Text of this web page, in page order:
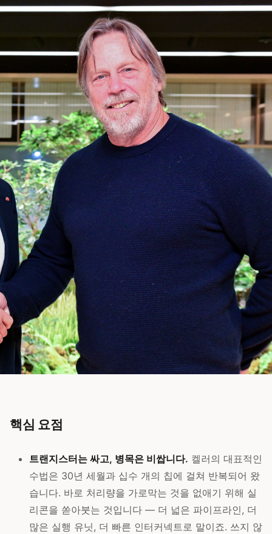
핵심 요점
트랜지스터는 싸고, 병목은 비쌉니다. 켈러의 대표적인
수법은 30년 세월과 십수 개의 칩에 걸쳐 반복되어 왔
습니다. 바로 처리량을 가로막는 것을 없애기 위해 실
리콘을 쏟아붓는 것입니다 — 더 넓은 파이프라인, 더
많은 실행 유닛, 더 빠른 인터커넥트로 말이죠. 쓰지 않